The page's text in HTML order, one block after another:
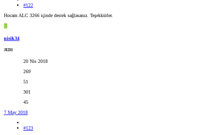
#122
Hocam ALC 3266 içinde destek sağlasanız. Teşekkürler.
U
uisik34
JEDI
20 Nis 2018
269
51
301
45
7 May 2018
#123